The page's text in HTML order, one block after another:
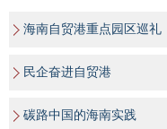
海南自贸港重点园区巡礼
民企奋进自贸港
碳路中国的海南实践